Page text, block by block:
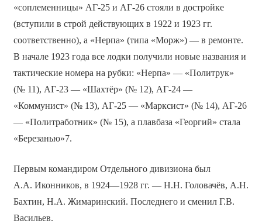
«соплеменницы» АГ-25 и АГ-26 стояли в достройке
(вступили в строй действующих в 1922 и 1923 гг.
соответственно), а «Нерпа» (типа «Морж») — в ремонте.
В начале 1923 года все лодки получили новые названия и
тактические номера на рубки: «Нерпа» — «Политрук»
(№ 11), АГ-23 — «Шахтёр» (№ 12), АГ-24 —
«Коммунист» (№ 13), АГ-25 — «Марксист» (№ 14), АГ-26
— «Политработник» (№ 15), а плавбаза «Георгий» стала
«Березанью»7.
Первым командиром Отдельного дивизиона был
А.А. Иконников, в 1924—1928 гг. — Н.Н. Головачёв, А.Н.
Бахтин, Н.А. Жимаринский. Последнего и сменил Г.В.
Васильев.